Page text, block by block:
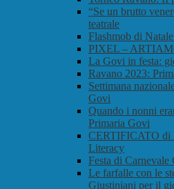
“Se un brutto
teatrale
Flashmob di
PIXEL –
La Govi in festa:
Ravano 2023:
Settimana
Govi
Quando i nonni
Primaria Govi
CERTIFICATO
Literacy
Festa di
Le farfalle con le
Giustiniani per il